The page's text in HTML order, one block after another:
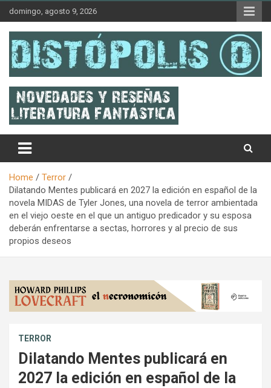
Skip
content
domingo, agosto 9, 2026
Distópolis
Home
Terror
Dilatando Mentes publicará en 2027 la edición en español de la
novela MIDAS de Tyler Jones, una novela de terror ambientada
en el viejo oeste en el que un antiguo predicador y su esposa
deberán enfrentarse a sectas, horrores y al precio de sus
propios deseos
TERROR
Dilatando Mentes publicará en
2027 la edición en español de la